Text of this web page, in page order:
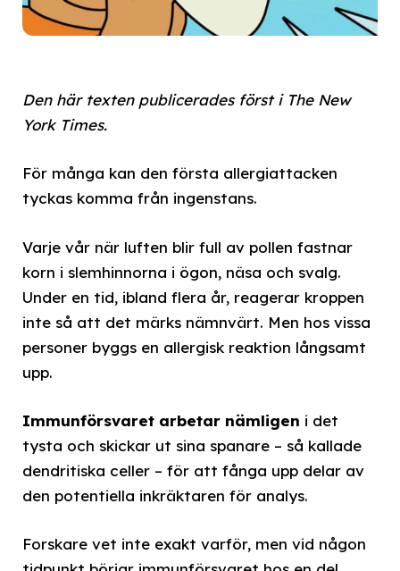
Den här texten publicerades först i The New
York Times.
För många kan den första allergiattacken
tyckas komma från ingenstans.
Varje vår när luften blir full av pollen fastnar
korn i slemhinnorna i ögon, näsa och svalg.
Under en tid, ibland flera år, reagerar kroppen
inte så att det märks nämnvärt. Men hos vissa
personer byggs en allergisk reaktion långsamt
upp.
Immunförsvaret arbetar nämligen i det
tysta och skickar ut sina spanare – så kallade
dendritiska celler – för att fånga upp delar av
den potentiella inkräktaren för analys.
Forskare vet inte exakt varför, men vid någon